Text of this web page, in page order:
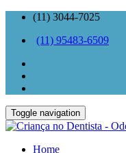
(11) 3044-7025
(11) 95483-6509
Toggle navigation
Home